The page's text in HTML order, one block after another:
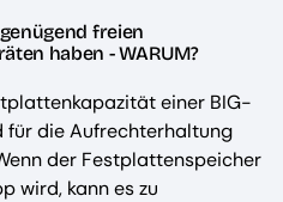
freien
haben - WARUM?
einer BIG-
für die Aufrechterhaltung
der Festplattenspeicher
wird, kann es zu